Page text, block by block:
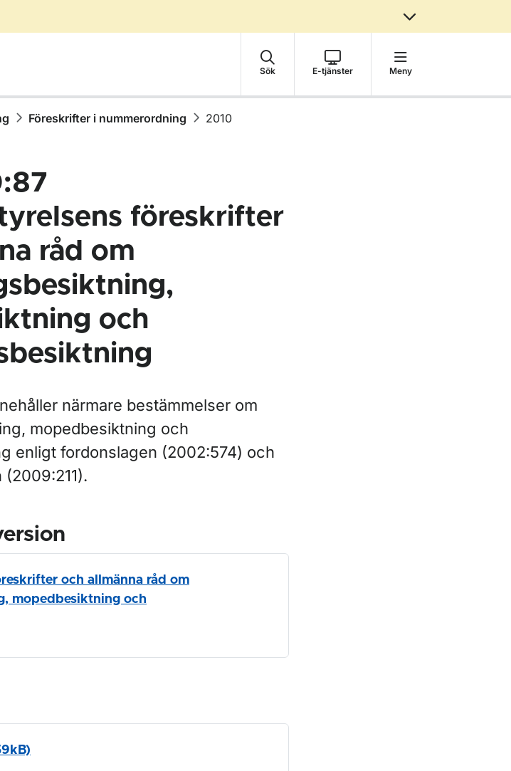
Sök E-tjänster Meny
Föreskrifter i nummerordning 2010
föreskrifter
råd om
och
närmare bestämmelser om
mopedbesiktning och
enligt fordonslagen (2002:574) och
och allmänna råd om
mopedbesiktning och